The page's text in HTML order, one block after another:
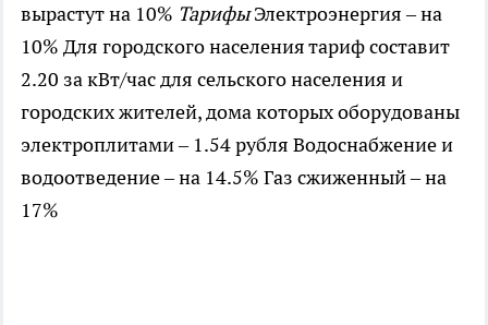
вырастут на 10% ТарифыЭлектроэнергия – на
10% Для городского населения тариф составит
2.20 за кВт/час для сельского населения и
городских жителей, дома которых оборудованы
электроплитами – 1.54 рубля Водоснабжение и
водоотведение – на 14.5% Газ сжиженный – на
17%